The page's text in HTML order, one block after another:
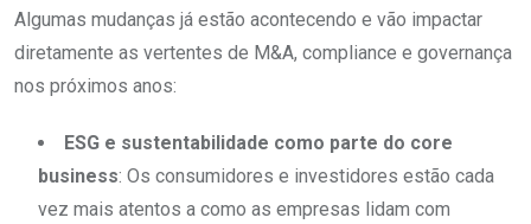
Algumas mudanças já estão acontecendo e vão impactar
diretamente as vertentes de M&A, compliance e governança
nos próximos anos:
ESG e sustentabilidade como parte do core
business: Os consumidores e investidores estão cada
vez mais atentos a como as empresas lidam com